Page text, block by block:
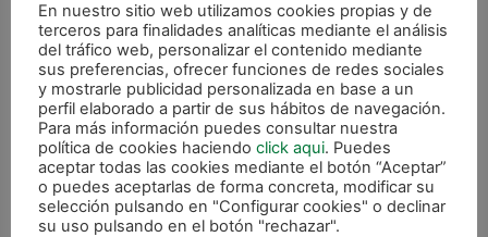
ANTERIOR
Equipo
En nuestro sitio web utilizamos cookies propias y de
terceros para finalidades analíticas mediante el análisis
del tráfico web, personalizar el contenido mediante
sus preferencias, ofrecer funciones de redes sociales
y mostrarle publicidad personalizada en base a un
perfil elaborado a partir de sus hábitos de navegación.
Para más información puedes consultar nuestra
política de cookies haciendo click aqui. Puedes
aceptar todas las cookies mediante el botón “Aceptar”
o puedes aceptarlas de forma concreta, modificar su
selección pulsando en "Configurar cookies" o declinar
su uso pulsando en el botón "rechazar".